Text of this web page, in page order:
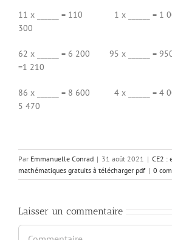
11 x ______ = 110 1 x ______ = 1
300
62 x ______ = 6 200 95 x ______ =
=1 210
86 x ______ = 8 600 4 x ______ = 4
5 470
Par Emmanuelle Conrad | 31 août 2021 | CE2 :
mathématiques gratuits à télécharger pdf | 0
Laisser un commentaire
Commentaire